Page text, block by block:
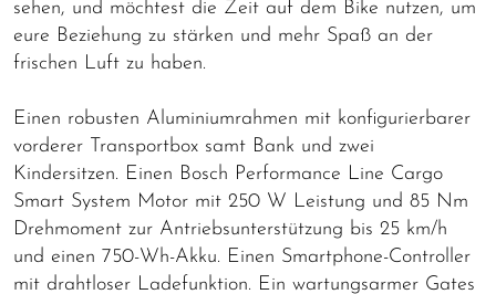
sehen, und möchtest die Zeit auf dem Bike nutzen, um
eure Beziehung zu stärken und mehr Spaß an der
frischen Luft zu haben.
Einen robusten Aluminiumrahmen mit konfigurierbarer
vorderer Transportbox samt Bank und zwei
Kindersitzen. Einen Bosch Performance Line Cargo
Smart System Motor mit 250 W Leistung und 85 Nm
Drehmoment zur Antriebsunterstützung bis 25 km/h
und einen 750-Wh-Akku. Einen Smartphone-Controller
mit drahtloser Ladefunktion. Ein wartungsarmer Gates